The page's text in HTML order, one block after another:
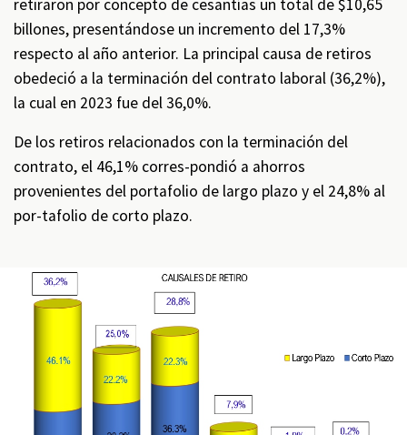
retiraron por concepto de cesantías un total de $10,65
billones, presentándose un incremento del 17,3%
respecto al año anterior. La principal causa de retiros
obedeció a la terminación del contrato laboral (36,2%),
la cual en 2023 fue del 36,0%.
De los retiros relacionados con la terminación del
contrato, el 46,1% corres-pondió a ahorros
provenientes del portafolio de largo plazo y el 24,8% al
por-tafolio de corto plazo.